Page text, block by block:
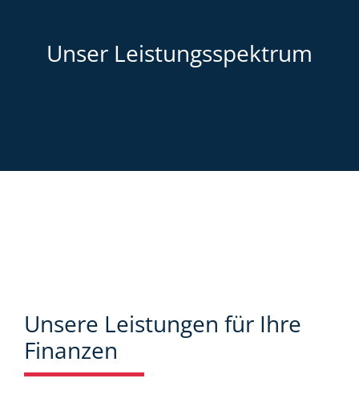
Unser Leistungsspektrum
Unsere Leistungen für Ihre
Finanzen